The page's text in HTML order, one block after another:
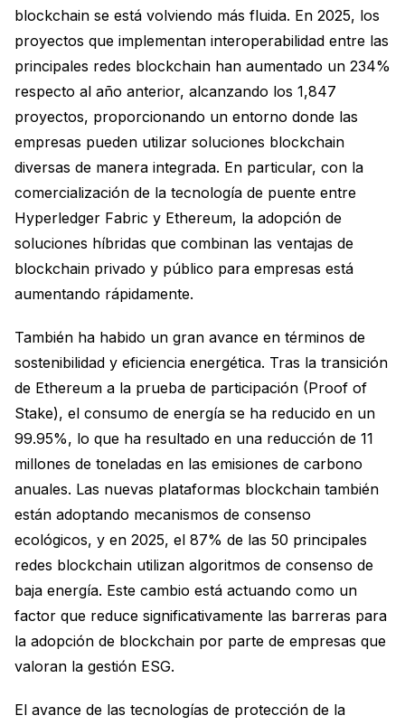
blockchain se está volviendo más fluida. En 2025, los
proyectos que implementan interoperabilidad entre las
principales redes blockchain han aumentado un 234%
respecto al año anterior, alcanzando los 1,847
proyectos, proporcionando un entorno donde las
empresas pueden utilizar soluciones blockchain
diversas de manera integrada. En particular, con la
comercialización de la tecnología de puente entre
Hyperledger Fabric y Ethereum, la adopción de
soluciones híbridas que combinan las ventajas de
blockchain privado y público para empresas está
aumentando rápidamente.
También ha habido un gran avance en términos de
sostenibilidad y eficiencia energética. Tras la transición
de Ethereum a la prueba de participación (Proof of
Stake), el consumo de energía se ha reducido en un
99.95%, lo que ha resultado en una reducción de 11
millones de toneladas en las emisiones de carbono
anuales. Las nuevas plataformas blockchain también
están adoptando mecanismos de consenso
ecológicos, y en 2025, el 87% de las 50 principales
redes blockchain utilizan algoritmos de consenso de
baja energía. Este cambio está actuando como un
factor que reduce significativamente las barreras para
la adopción de blockchain por parte de empresas que
valoran la gestión ESG.
El avance de las tecnologías de protección de la